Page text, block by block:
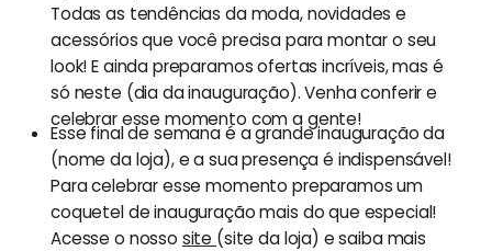
Todas as tendências da moda, novidades e
acessórios que você precisa para montar o seu
look! E ainda preparamos ofertas incríveis, mas é
só neste (dia da inauguração). Venha conferir e
celebrar esse momento com a gente!
Esse final de semana é a grande inauguração da
(nome da loja), e a sua presença é indispensável!
Para celebrar esse momento preparamos um
coquetel de inauguração mais do que especial!
Acesse o nosso site (site da loja) e saiba mais